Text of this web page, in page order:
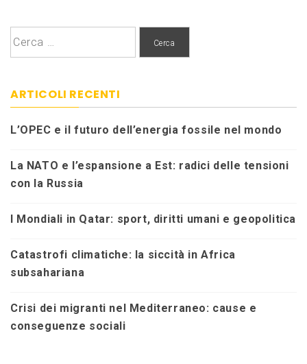
ARTICOLI RECENTI
L’OPEC e il futuro dell’energia fossile nel mondo
La NATO e l’espansione a Est: radici delle tensioni
con la Russia
I Mondiali in Qatar: sport, diritti umani e geopolitica
Catastrofi climatiche: la siccità in Africa
subsahariana
Crisi dei migranti nel Mediterraneo: cause e
conseguenze sociali